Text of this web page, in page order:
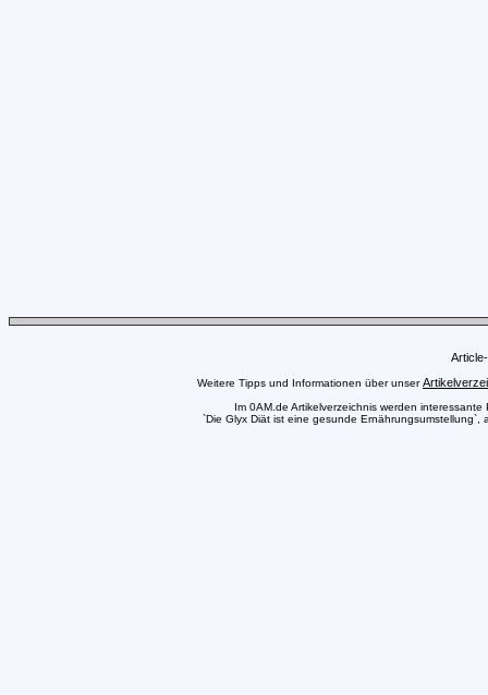
Weitere Tipps und Informationen über unser
Im 0AM.de Artikelverzeichnis werden
`Die Glyx Diät ist eine gesunde